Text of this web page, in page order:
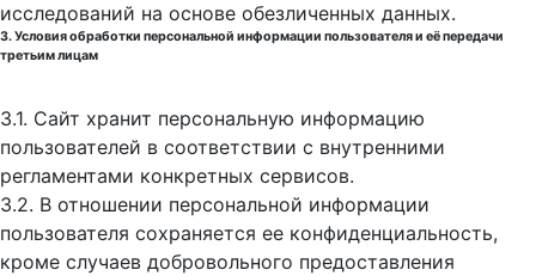
исследований на основе обезличенных данных.
3. Условия обработки персональной информации пользователя и её передачи
третьим лицам
3.1. Сайт хранит персональную информацию
пользователей в соответствии с внутренними
регламентами конкретных сервисов.
3.2. В отношении персональной информации
пользователя сохраняется ее конфиденциальность,
кроме случаев добровольного предоставления